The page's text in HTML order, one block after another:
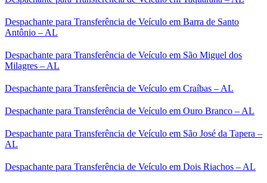
Despachante para Transferência de Veículo em Barra de Santo
Antônio – AL
Despachante para Transferência de Veículo em São Miguel dos
Milagres – AL
Despachante para Transferência de Veículo em Craíbas – AL
Despachante para Transferência de Veículo em Ouro Branco – AL
Despachante para Transferência de Veículo em São José da Tapera –
AL
Despachante para Transferência de Veículo em Dois Riachos – AL